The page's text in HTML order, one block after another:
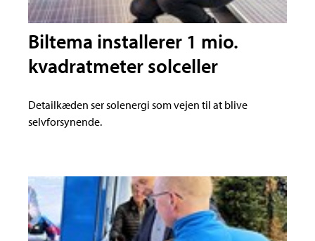
Biltema installerer 1 mio.
kvadratmeter solceller
Detailkæden ser solenergi som vejen til at blive
selvforsynende.